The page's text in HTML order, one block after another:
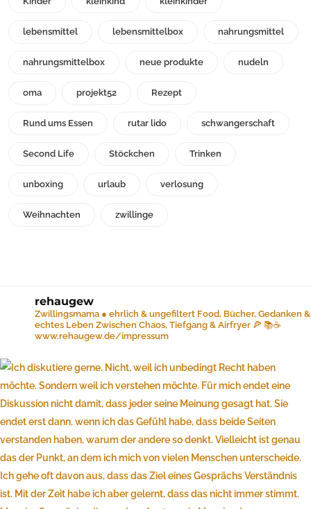
lebensmittel lebensmittelbox nahrungsmittel
nahrungsmittelbox neue produkte nudeln
oma projekt52 Rezept
Rund ums Essen rutar lido schwangerschaft
Second Life Stöckchen Trinken
unboxing urlaub verlosung
Weihnachten zwillinge
rehaugew
Zwillingsmama ● ehrlich & ungefiltert Food, Bücher, Gedanken &
echtes Leben Zwischen Chaos, Tiefgang & Airfryer 🍕 📚☕️
www.rehaugew.de/impressum